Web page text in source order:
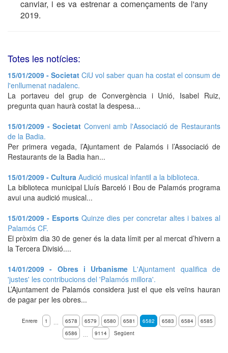
canviar, i es va estrenar a començaments de l'any
2019.
Totes les notícies:
15/01/2009 - SocietatCiU vol saber quan ha costat el consum de
l'enllumenat nadalenc.
La portaveu del grup de Convergència i Unió, Isabel Ruiz,
pregunta quan haurà costat la despesa...
15/01/2009 - Societat Conveni amb l'Associació de Restaurants
de la Badia.
Per primera vegada, l’Ajuntament de Palamós i l’Associació de
Restaurants de la Badia han...
15/01/2009 - Cultura Audició musical infantil a la biblioteca.
La biblioteca municipal Lluís Barceló i Bou de Palamós programa
avui una audició musical...
15/01/2009 - EsportsQuinze dies per concretar altes i baixes al
Palamós CF.
El pròxim dia 30 de gener és la data límit per al mercat d’hivern a
la Tercera Divisió....
14/01/2009 - Obres i Urbanisme L'Ajuntament qualifica de
'justes' les contribucions del 'Palamós millora'.
L’Ajuntament de Palamós considera just el que els veïns hauran
de pagar per les obres...
Enrere 1 … 6578 6579 6580 6581 6582 6583 6584
6585
6586
… 9114 Següent